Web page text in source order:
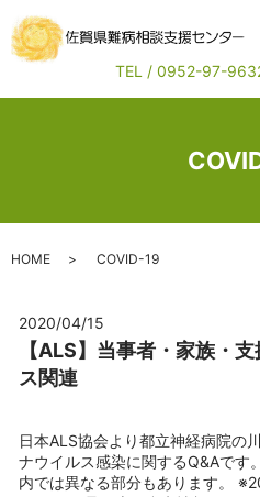
TEL / 0952-97-
HOME COVID-19
2020/04/15
【ALS】当事者・家族・
ス関連
日本ALS協会より都立神経病院の
ナウイルス感染に関するQ&Aです
内では異なる部分もあります。